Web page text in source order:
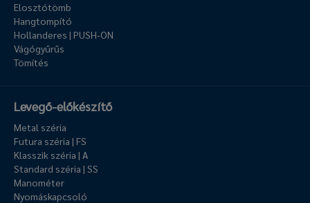
Elosztótömb
Hangtompító
Hollanderes | PUSH-ON
Vágógyűrűs
Tömítés
Levegő-előkészítő
Metal széria
Futura széria | FS
Klasszik széria | A
Standard széria | SS
Manométer
Nyomáskapcsoló